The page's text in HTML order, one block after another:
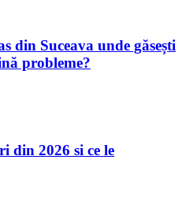
din Suceava unde găsești
probleme?
din 2026 si ce le